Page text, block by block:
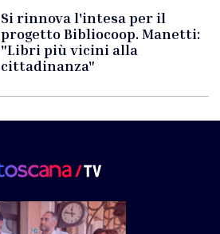
Si rinnova l'intesa per il
progetto Bibliocoop. Manetti:
"Libri più vicini alla
cittadinanza"